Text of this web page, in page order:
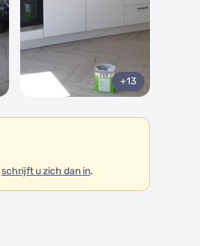
+13
schrijft u zich dan in.